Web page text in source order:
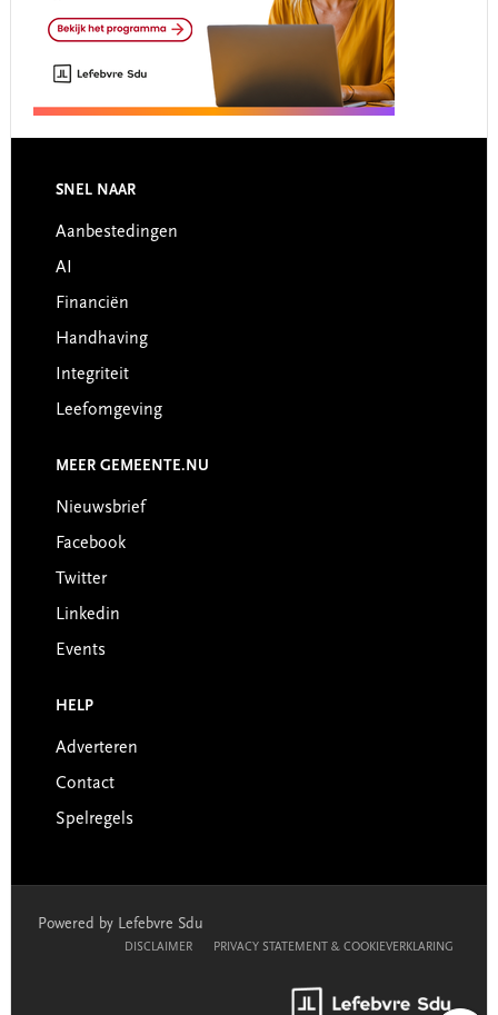
Footer
SNEL NAAR
Aanbestedingen
AI
Financiën
Handhaving
Integriteit
Leefomgeving
MEER GEMEENTE.NU
Nieuwsbrief
Facebook
Twitter
Linkedin
Events
HELP
Adverteren
Contact
Spelregels
Powered by Lefebvre Sdu
DISCLAIMER PRIVACY STATEMENT & COOKIEVERKLARING